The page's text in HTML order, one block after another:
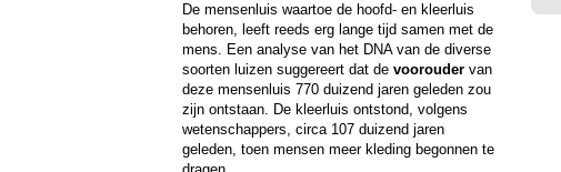
De mensenluis waartoe de hoofd- en kleerluis
behoren, leeft reeds erg lange tijd samen met de
mens. Een analyse van het DNAvan de diverse
soorten luizen suggereert dat de vooroudervan
deze mensenluis 770 duizend jaren geleden zou
zijn ontstaan. De kleerluis ontstond, volgens
wetenschappers, circa 107 duizend jaren
geleden, toen mensen meer kleding begonnen te